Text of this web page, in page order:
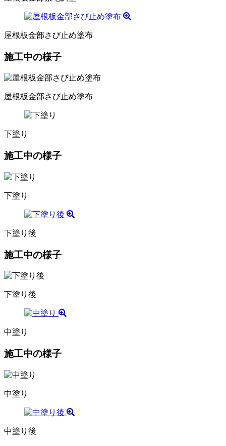
屋根板金部さび止め塗布
施工中の様子
屋根板金部さび止め塗布
下塗り
施工中の様子
下塗り
下塗り後
施工中の様子
下塗り後
中塗り
施工中の様子
中塗り
中塗り後